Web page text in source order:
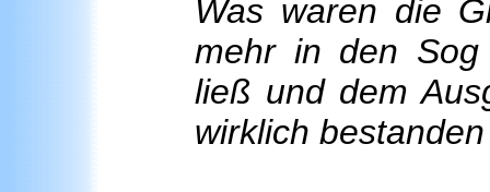
Was waren die
mehr in den Sog
ließ und dem
wirklich